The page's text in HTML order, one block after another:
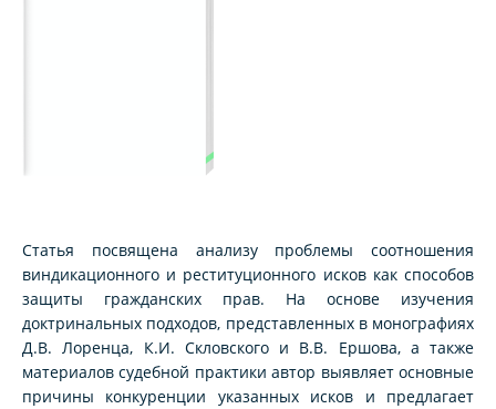
Статья посвящена анализу проблемы соотношения
виндикационного и реституционного исков как способов
защиты гражданских прав. На основе изучения
доктринальных подходов, представленных в монографиях
Д.В. Лоренца, К.И. Скловского и В.В. Ершова, а также
материалов судебной практики автор выявляет основные
причины конкуренции указанных исков и предлагает